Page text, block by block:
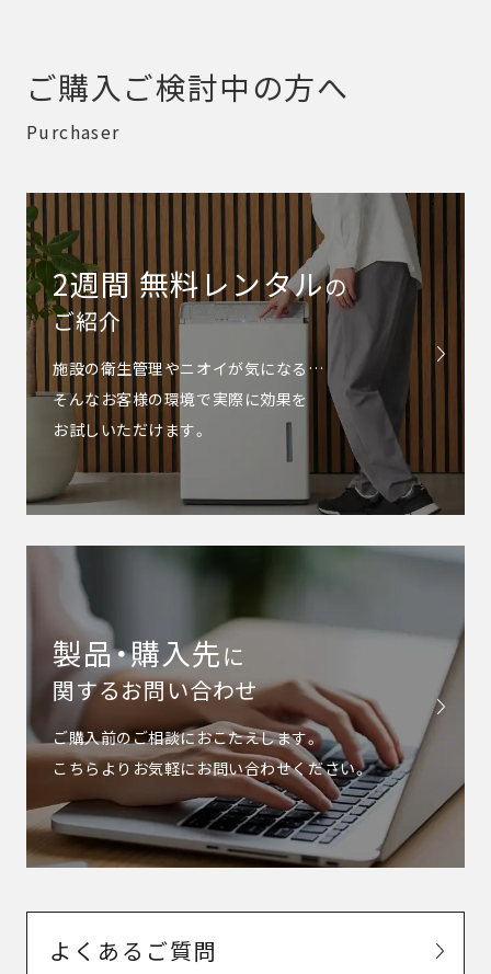
ご購入ご検討中の方へ
Purchaser
2週間 無料レンタルの
ご紹介
施設の衛生管理やニオイが気になる…
そんなお客様の環境で実際に効果を
お試しいただけます。
製品・購入先に
関するお問い合わせ
ご購入前のご相談におこたえします。
こちらよりお気軽にお問い合わせください。
よくあるご質問